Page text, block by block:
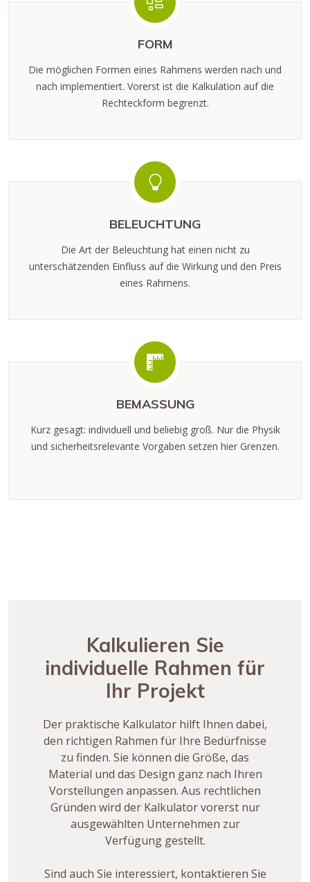
FORM
Die möglichen Formen eines Rahmens werden nach und
nach implementiert. Vorerst ist die Kalkulation auf die
Rechteckform begrenzt.
BELEUCHTUNG
Die Art der Beleuchtung hat einen nicht zu
unterschätzenden Einfluss auf die Wirkung und den Preis
eines Rahmens.
BEMASSUNG
Kurz gesagt: individuell und beliebig groß. Nur die Physik
und sicherheitsrelevante Vorgaben setzen hier Grenzen.
Kalkulieren Sie
individuelle Rahmen für
Ihr Projekt
Der praktische Kalkulator hilft Ihnen dabei,
den richtigen Rahmen für Ihre Bedürfnisse
zu finden. Sie können die Größe, das
Material und das Design ganz nach Ihren
Vorstellungen anpassen. Aus rechtlichen
Gründen wird der Kalkulator vorerst nur
ausgewählten Unternehmen zur
Verfügung gestellt.
Sind auch Sie interessiert, kontaktieren Sie